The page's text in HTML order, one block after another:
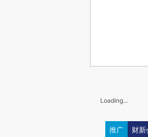
Loading...
推广 财新